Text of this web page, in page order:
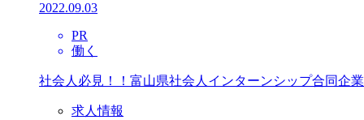
2022.09.03
PR
働く
社会人必見！！富山県社会人インターンシップ合同企
求人情報